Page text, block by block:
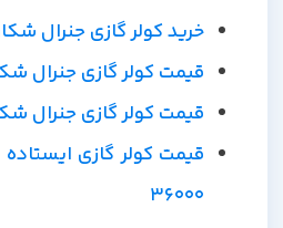
خرید کولر گازی جنرال شکار طرح
قیمت کولر گازی جنرال شکار طرح
قیمت کولر گازی جنرال شکار طرح
قیمت کولر گازی ایستاده
36000